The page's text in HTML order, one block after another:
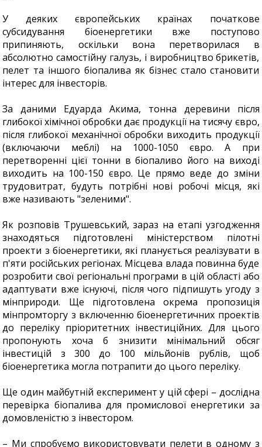
У деяких європейських країнах початкове
субсидування біоенергетики вже поступово
припиняють, оскільки вона перетворилася в
абсолютно самостійну галузь, і виробництво брикетів,
пелет та іншого біопалива як бізнес стало становити
інтерес для інвесторів.
За даними Едуарда Акима, тонна деревини після
глибокої хімічної обробки дає продукції на тисячу євро,
після глибокої механічної обробки виходить продукції
(включаючи меблі) на 1000-1050 євро. А при
перетворенні цієї тонни в біопаливо його на виході
виходить на 100-150 євро. Це прямо веде до зміни
трудовитрат, будуть потрібні нові робочі місця, які
вже називають "зеленими".
Як розповів Трушевський, зараз на етапі узгодження
знаходяться підготовлені міністерством пілотні
проекти з біоенергетики, які планується реалізувати в
п'яти російських регіонах. Місцева влада повинна буде
розробити свої регіональні програми в цій області або
адаптувати вже існуючі, після чого підпишуть угоду з
мінприроди. Ще підготовлена окрема пропозиція
мінпромторгу з включенню біоенергетичних проектів
до переліку пріоритетних інвестиційних. Для цього
пропонують хоча б знизити мінімальний обсяг
інвестицій з 300 до 100 мільйонів рублів, щоб
біоенергетика могла потрапити до цього переліку.
Ще один майбутній експеримент у цій сфері – дослідна
перевірка біопалива для промислової енергетики за
домовленістю з інвестором.
– Ми спробуємо використовувати пелети в одному з